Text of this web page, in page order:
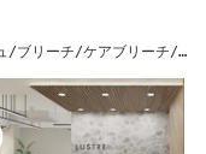
/ブリーチ/ケアブリーチ/